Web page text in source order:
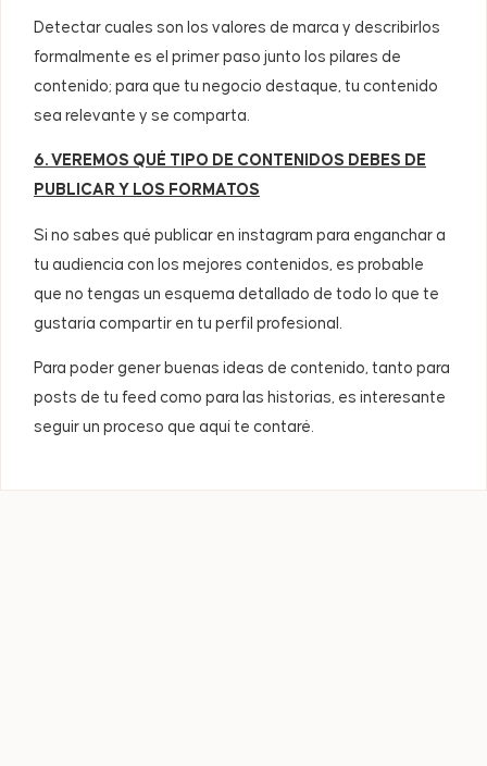
Detectar cuales son los valores de marca y describirlos
formalmente es el primer paso junto los pilares de
contenido; para que tu negocio destaque, tu contenido
sea relevante y se comparta.
6. VEREMOS QUÉ TIPO DE CONTENIDOS DEBES DE
PUBLICAR Y LOS FORMATOS
Si no sabes qué publicar en instagram para enganchar a
tu audiencia con los mejores contenidos, es probable
que no tengas un esquema detallado de todo lo que te
gustaría compartir en tu perfil profesional.
Para poder gener buenas ideas de contenido, tanto para
posts de tu feed como para las historias, es interesante
seguir un proceso que aquí te contaré.